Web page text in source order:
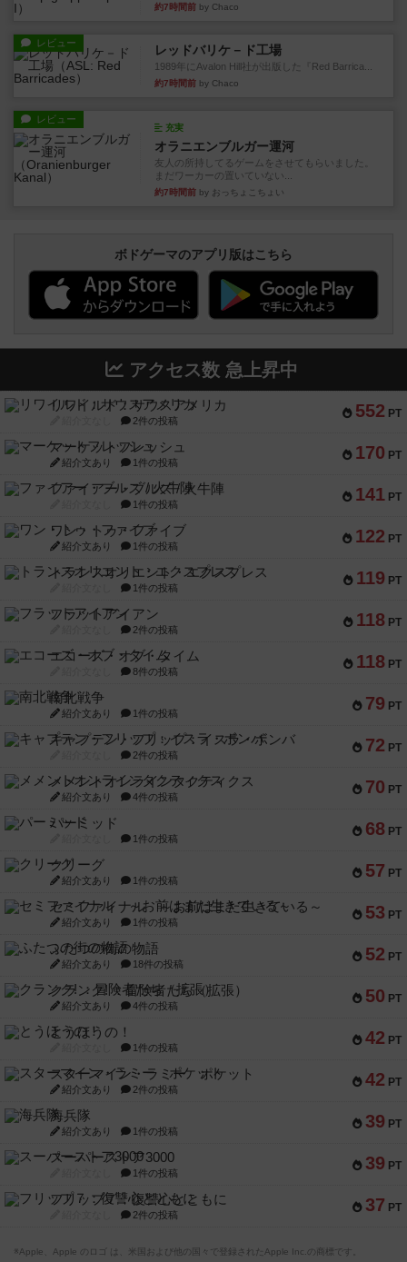
約7時間前 by Chaco
レビュー レッドバリケ－ド工場
1989年にAvalon Hill社が出版した『Red Barrica...
約7時間前 by Chaco
レビュー
充実
オラニエンブルガー運河
友人の所持してるゲームをさせてもらいました。
まだワーカーの置いていない...
約7時間前 by おっちょこちょい
ボドゲーマのアプリ版はこちら
アクセス数 急上昇中
552 PT
リワイルド：サウスアメリカ
2件の投稿
170 PT
マーケットフレッシュ
紹介文あり 1件の投稿
141 PT
ファイアー・ブルズ / 火牛陣
1件の投稿
122 PT
ワン・トゥ・ファイブ
紹介文あり 1件の投稿
119 PT
トランスオリエント・エクスプレス
1件の投稿
118 PT
フラットアイアン
2件の投稿
118 PT
エコーズ・オブ・タイム
8件の投稿
79 PT
南北戦争
紹介文あり 1件の投稿
72 PT
キャプテン・フリップ：イスラ・ボンバ
2件の投稿
70 PT
メメントオンラインタクティクス
紹介文あり 4件の投稿
68 PT
パーミッド
1件の投稿
57 PT
クリーグ
紹介文あり 1件の投稿
53 PT
セミファイナル ～お前はまだ生きている～
紹介文あり 1件の投稿
52 PT
ふたつの街の物語
紹介文あり 18件の投稿
50 PT
クランク! ：冒険者たち（拡張）
紹介文あり 4件の投稿
42 PT
とうほうの！
1件の投稿
42 PT
スターマイン・ラミー ポケット
紹介文あり 2件の投稿
39 PT
海兵隊
紹介文あり 1件の投稿
39 PT
スーパーストア3000
1件の投稿
37 PT
フリップ７：復讐心とともに
2件の投稿
※Apple、Apple のロゴ は、米国および他の国々で登録されたApple Inc.の商標です。